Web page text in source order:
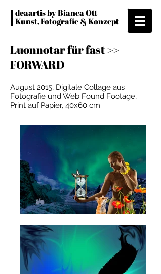
deaartis by Bianca Ott
Kunst, Fotografie & Konzept
Luonnotar für fast >>
FORWARD
August 2015, Digitale Collage aus
Fotografie und Web Found Footage,
Print auf Papier, 40x60 cm